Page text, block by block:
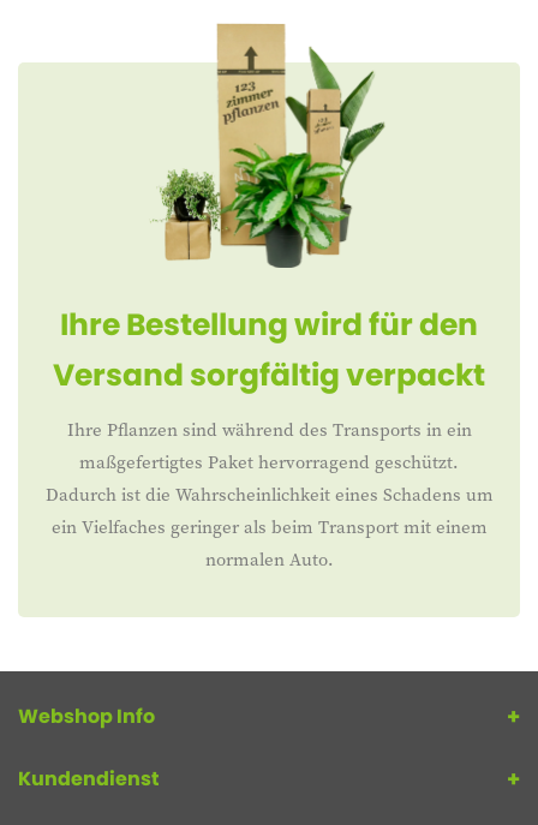
Ihre Bestellung wird für den
Versand sorgfältig verpackt
Ihre Pflanzen sind während des Transports in ein
maßgefertigtes Paket hervorragend geschützt.
Dadurch ist die Wahrscheinlichkeit eines Schadens um
ein Vielfaches geringer als beim Transport mit einem
normalen Auto.
Webshop Info
Kundendienst